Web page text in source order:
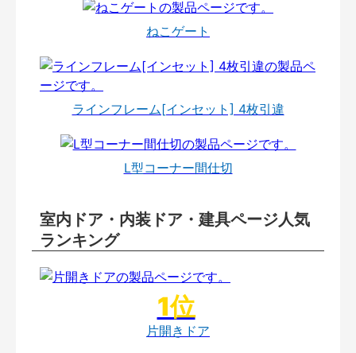
ねこゲート
ラインフレーム[インセット] 4枚引違
L型コーナー間仕切
室内ドア・内装ドア・建具ページ人気
ランキング
片開きドア